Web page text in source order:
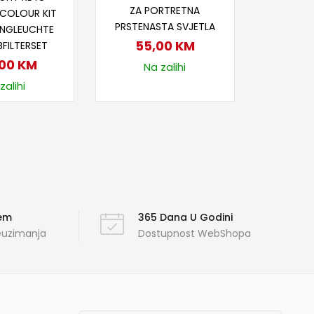
KIT
KM
ZA PORTRETNA
PRSTENASTA SVJETLA
55,00 KM
Na zalihi
365 Dana U Godini
Dostupnost WebShopa